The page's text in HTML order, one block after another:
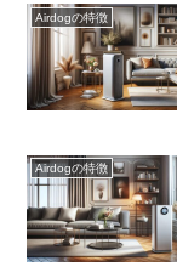
Airdogの特徴
Airdogの特徴